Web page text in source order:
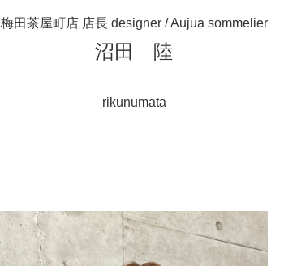
梅田茶屋町店 店長 designer / Aujua sommelier
沼田 陸
rikunumata